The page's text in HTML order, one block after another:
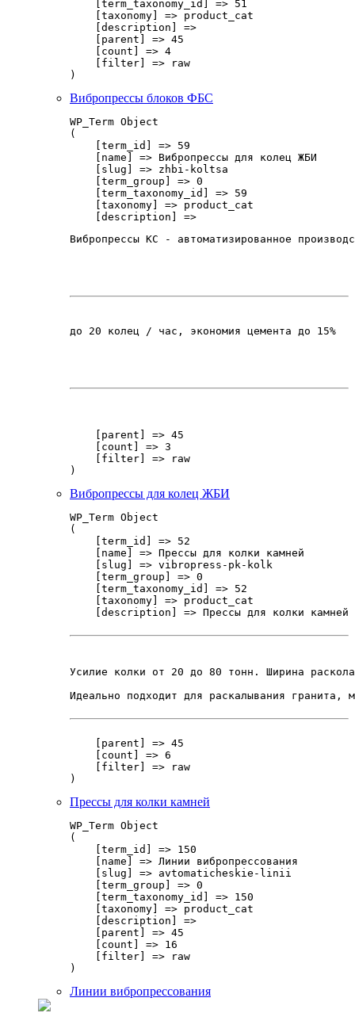
    [term_taxonomy_id] => 51
    [taxonomy] => product_cat
    [description] =>
    [parent] => 45
    [count] => 4
    [filter] => raw
Вибропрессы блоков ФБС
WP_Term Object
(
    [term_id] => 59
    [name] => Вибропрессы для колец ЖБИ
    [slug] => zhbi-koltsa
    [term_group] => 0
    [term_taxonomy_id] => 59
    [taxonomy] => product_cat
    [description] =>
Вибропрессы КС - автоматизированное
до 20 колец / час, экономия цемента до 15%
    [parent] => 45
    [count] => 3
    [filter] => raw
Вибропрессы для колец ЖБИ
WP_Term Object
(
    [term_id] => 52
    [name] => Прессы для колки камней
    [slug] => vibropress-pk-kolk
    [term_group] => 0
    [term_taxonomy_id] => 52
    [taxonomy] => product_cat
[description] => Прессы для колки
Усилие колки от 20 до 80 тонн. Ширина
Идеально подходит для раскалывания гранита,
    [parent] => 45
    [count] => 6
    [filter] => raw
Прессы для колки камней
WP_Term Object
(
    [term_id] => 150
    [name] => Линии вибропрессования
    [slug] => avtomaticheskie-linii
    [term_group] => 0
    [term_taxonomy_id] => 150
    [taxonomy] => product_cat
    [description] =>
    [parent] => 45
    [count] => 16
    [filter] => raw
Линии вибропрессования